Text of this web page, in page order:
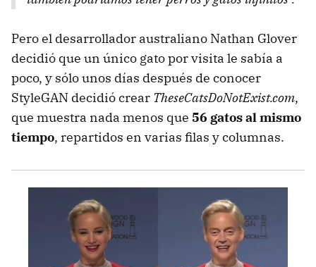
Pero el desarrollador australiano Nathan Glover
decidió que un único gato por visita le sabía a
poco, y sólo unos días después de conocer
StyleGAN decidió crear TheseCatsDoNotExist.com,
que muestra nada menos que 56 gatos al mismo
tiempo, repartidos en varias filas y columnas.